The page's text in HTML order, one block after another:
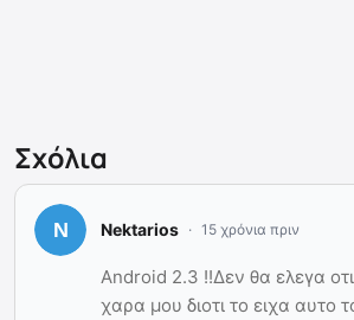
Σχόλια
Nektarios 15 χρόνια πριν
Android 2.3 !!Δεν θα ελεγα
χαρα μου διοτι το ειχα αυτο